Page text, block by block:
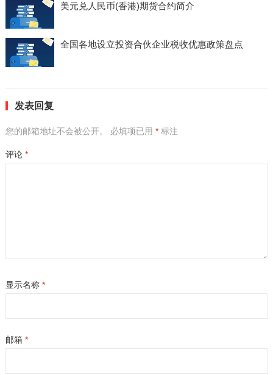
美元兑人民币(香港)期货合约简介
全国各地设立投资合伙企业税收优惠政策盘点
发表回复
您的邮箱地址不会被公开。 必填项已用 *标注
评论 *
显示名称 *
邮箱 *